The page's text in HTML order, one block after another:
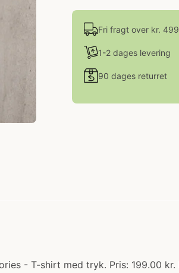
Fri fragt over kr. 499
1-2 dages levering
90 dages returret
- T-shirt med tryk. Pris: 199.00